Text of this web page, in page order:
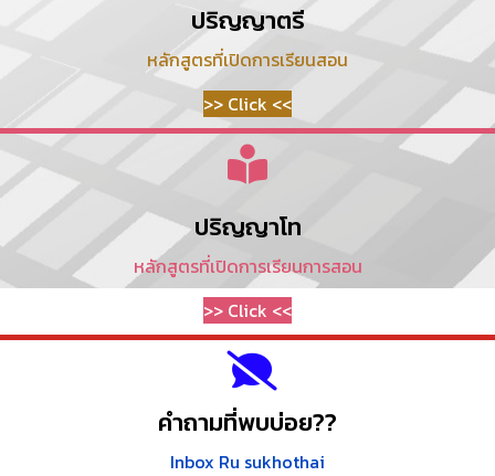
ปริญญาตรี
หลักสูตรที่เปิดการเรียนสอน
>> Click <<
ปริญญาโท
หลักสูตรที่เปิดการเรียนการสอน
>> Click <<
คำถามที่พบบ่อย??
Inbox Ru sukhothai